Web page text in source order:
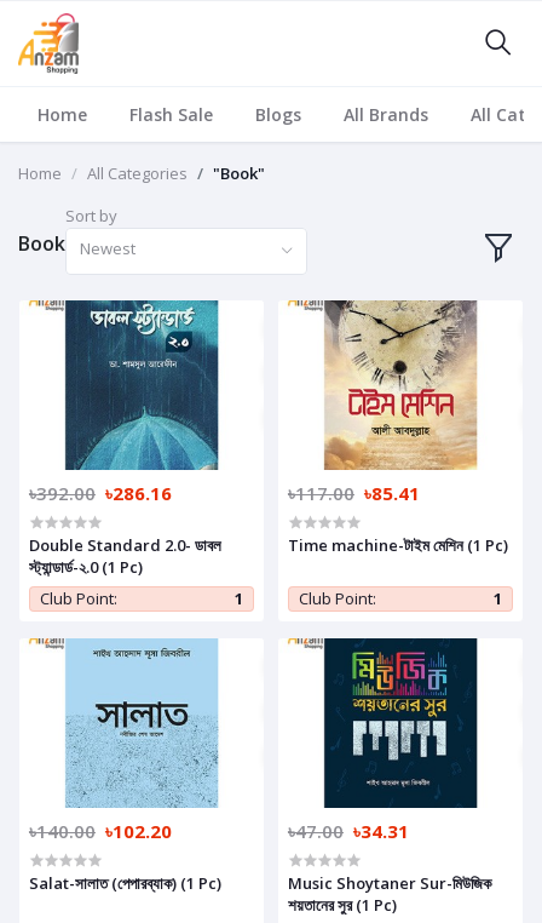
Home Flash Sale Blogs All Brands All
Home All Categories "Book"
Book
Sort by
Newest
৳392.00 ৳286.16
Double Standard 2.0- ডাবল
স্ট্যান্ডার্ড-২.0 (1 Pc)
Club Point:
1
৳117.00 ৳85.41
Time machine-টাইম মেশিন (1 Pc)
Club Point: 1
৳140.00 ৳102.20
Salat-সালাত (পেপারব্যাক) (1 Pc)
৳47.00 ৳34.31
Music Shoytaner Sur-মিউজিক
শয়তানের সুর (1 Pc)